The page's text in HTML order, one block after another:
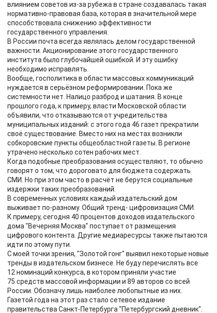
влиянием советов из-за рубежа в стране создавалась такая
нормативно-правовая база, которая в значительной мере
способствовала снижению эффективности
государственного управления.
В России почта всегда являлась делом государственной
важности. Акционирование этого государственного
института было глубочайшей ошибкой. И эту ошибку
необходимо исправлять.
Вообще, госполитика в области массовых коммуникаций
нуждается в серьёзном реформировании. Пока же
системности нет. Налицо разброд и шатания. В конце
прошлого года, к примеру, власти Московской области
объявили, что отказываются от учредительства
муниципальных изданий: с этого года 46 газет прекратили
своё существование. Вместо них на местах возникли
собкоровские пункты общеобластной газеты. В регионе
утрачено несколько сотен рабочих мест.
Когда подобные преобразования осуществляют, то обычно
говорят о том, что дороговато для бюджета содержать
СМИ. Но при этом часто в расчёт не берутся социальные
издержки таких преобразований.
В современных условиях каждый издательский дом
выживает по-разному. Общий тренд- цифровизация СМИ.
К примеру, сегодня 40 процентов доходов издательского
дома "Вечерняя Москва" поступает от размещения
цифрового контента. Другие медиаресурсы также пытаются
идти по этому пути.
С моей точки зрения, "Золотой гонг" выявил некоторые новые
тренды в издательском бизнесе. Не буду перечислять все
12 номинаций конкурса, в котором приняли участие
75 средств массовой информации и 89 авторов со всей
России. Обозначу лишь наиболее любопытные из них.
Газетой года на этот раз стало сетевое издание
правительства Санкт-Петербурга "Петербургский дневник".